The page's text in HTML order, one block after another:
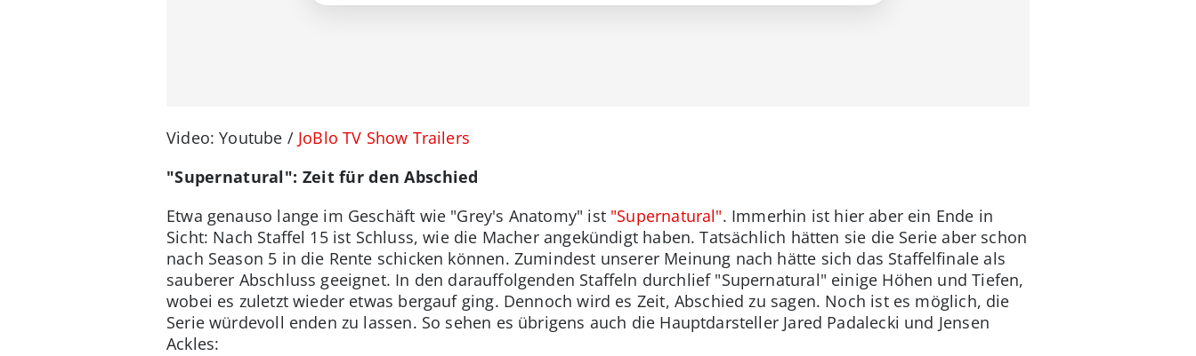
Video: Youtube / JoBlo TV Show Trailers
"Supernatural": Zeit für den Abschied
Etwa genauso lange im Geschäft wie "Grey's Anatomy" ist "Supernatural". Immerhin ist hier aber ein Ende in
Sicht: Nach Staffel 15 ist Schluss, wie die Macher angekündigt haben. Tatsächlich hätten sie die Serie aber schon
nach Season 5 in die Rente schicken können. Zumindest unserer Meinung nach hätte sich das Staffelfinale als
sauberer Abschluss geeignet. In den darauffolgenden Staffeln durchlief "Supernatural" einige Höhen und Tiefen,
wobei es zuletzt wieder etwas bergauf ging. Dennoch wird es Zeit, Abschied zu sagen. Noch ist es möglich, die
Serie würdevoll enden zu lassen. So sehen es übrigens auch die Hauptdarsteller Jared Padalecki und Jensen
Ackles: